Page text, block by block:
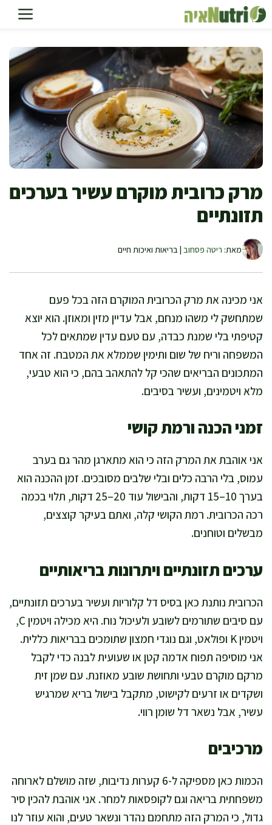
לדלג
לתוכן
מרק כרובית מוקרם עשיר בערכים
תזונתיים
מאת: ריטה פסחוב | בריאות ואיכות חיים
אני מכינה את מרק הכרובית המוקרם הזה בכל פעם
שמתחשק לי משהו מנחם, אבל עדיין מזין ומאוזן. הוא יוצא
קטיפתי בלי שמנת כבדה, עם טעם עדין שמתאים לכל
המשפחה וריח של שום ותימין שממלא את המטבח. זה אחד
המתכונים הבריאים שהכי קל להתאהב בהם, כי הוא טבעי,
מלא ויטמינים, ועשיר בסיבים.
זמני הכנה ורמת קושי
אני אוהבת את המרק הזה כי הוא מתארגן מהר גם בערב
עמוס, בלי הרבה כלים ובלי שלבים מסובכים. זמן ההכנה הוא
בערך 10–15 דקות, והבישול עוד 20–25 דקות, תלוי בכמה
רכה הכרובית. רמת הקושי קלה, ואתם בעיקר קוצצים,
מבשלים וטוחנים.
ערכים תזונתיים ויתרונות בריאותיים
הכרובית נותנת כאן בסיס דל קלוריות ועשיר בערכים תזונתיים,
עם סיבים שתורמים לשובע ולעיכול נוח. היא מכילה ויטמין C,
ויטמין K ופולאט, וגם נוגדי חמצון שתומכים בבריאות כללית.
אני מוסיפה תפוח אדמה קטן או שעועית לבנה כדי לקבל
מרקם מוקרם טבעי ותחושת שובע מאוזנת. עם שמן זית
ושקדים או זרעים לקישוט, מתקבל בישול בריא שמרגיש
עשיר, אבל נשאר דל שומן רווי.
מרכיבים
הכמות כאן מספיקה ל-6 קערות נדיבות, שזה מושלם לארוחה
משפחתית בריאה וגם לקופסאות למחר. אני אוהבת להכין סיר
גדול, כי המרק הזה מתחמם נהדר ונשאר טעים, והוא עוזר לנו